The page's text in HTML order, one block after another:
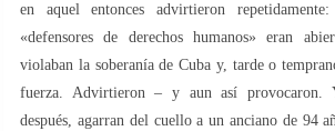
en aquel entonces advirtieron
«defensores de derechos humanos» eran
violaban la soberanía de Cuba y, tarde o
fuerza. Advirtieron – y aun así provocaron.
después, agarran del cuello a un anciano de 94